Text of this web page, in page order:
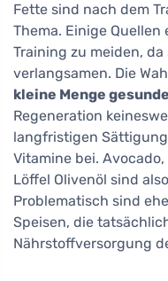
Fette sind nach dem
Thema. Einige
Training zu meiden,
verlangsamen. Die
kleine Menge
Regeneration
langfristigen
Vitamine bei.
Löffel Olivenöl sind
Problematisch sind
Speisen, die
Nährstoffversorgung